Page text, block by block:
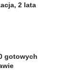
2 lata
gotowych